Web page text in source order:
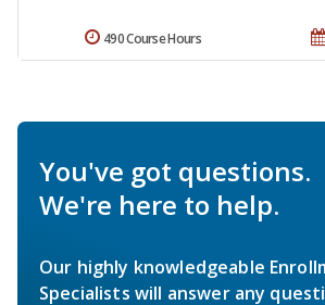
490 Course Hours
You've got questions.
We're here to help.
Our highly knowledgeable
Specialists will answer any